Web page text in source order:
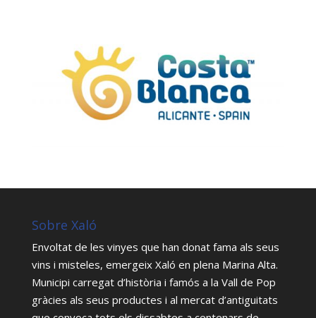
Sobre Xaló
Envoltat de les vinyes que han donat fama als seus
vins i misteles, emergeix Xaló en plena Marina Alta.
Municipi carregat d’història i famós a la Vall de Pop
gràcies als seus productes i al mercat d’antiguitats